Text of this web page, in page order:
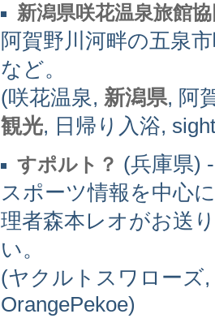
新潟県咲花温泉旅館
阿賀野川河畔の五泉
など。
(咲花温泉, 新潟県, 阿
観光, 日帰り入浴,
すポルト？ (兵庫県) -
スポーツ情報を中心
理者森本レオがお送
い。
(ヤクルトスワローズ,
OrangePekoe)